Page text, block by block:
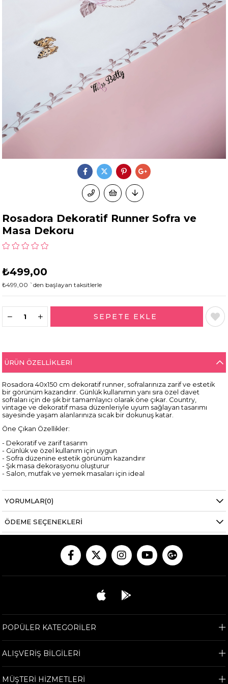
Rosadora Dekoratif Runner Sofra ve
Masa Dekoru
₺499,00
₺499,00 `den başlayan taksitlerle
ÜRÜN ÖZELLIKLERI
Rosadora 40x150 cm dekoratif runner, sofralarınıza zarif ve estetik
bir görünüm kazandırır. Günlük kullanımın yanı sıra özel davet
sofraları için de şık bir tamamlayıcı olarak öne çıkar. Country,
vintage ve dekoratif masa düzenleriyle uyum sağlayan tasarımı
sayesinde yaşam alanlarınıza sıcak bir dokunuş katar.
Öne Çıkan Özellikler:
- Dekoratif ve zarif tasarım
- Günlük ve özel kullanım için uygun
- Sofra düzenine estetik görünüm kazandırır
- Şık masa dekorasyonu oluşturur
- Salon, mutfak ve yemek masaları için ideal
YORUMLAR(0)
ÖDEME SEÇENEKLERI
POPÜLER KATEGORİLER
ALIŞVERİŞ BİLGİLERİ
MÜŞTERİ HİZMETLERİ